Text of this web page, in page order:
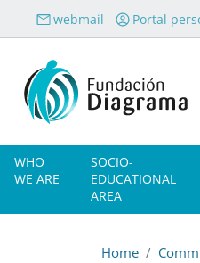
Skip to main content
webmail Portal
Navegación
WHO
WE ARE
SOCIO-
EDUCATIONAL
AREA
Home